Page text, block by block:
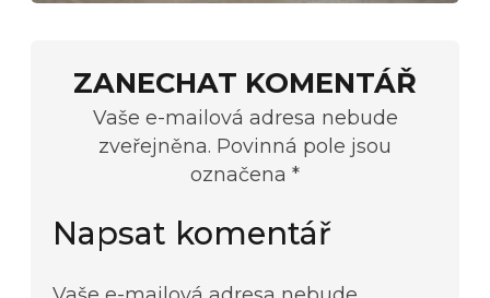
ZANECHAT KOMENTÁŘ
Vaše e-mailová adresa nebude
zveřejněna. Povinná pole jsou
označena *
Napsat komentář